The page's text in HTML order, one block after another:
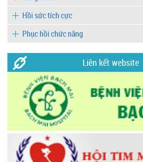
Hồi sức tích cực
Phục hồi chức năng
Liên kết website